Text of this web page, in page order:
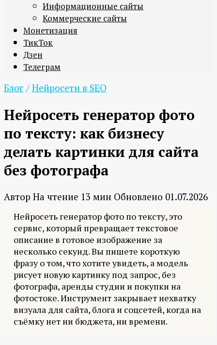
Информационные сайты
Коммерческие сайты
Монетизация
ТикТок
Дзен
Телеграм
Блог / Нейросети в SEO
Нейросеть генератор фото
по тексту: как бизнесу
делать картинки для сайта
без фотографа
Автор На чтение 13 мин Обновлено 01.07.2026
Нейросеть генератор фото по тексту, это
сервис, который превращает текстовое
описание в готовое изображение за
несколько секунд. Вы пишете короткую
фразу о том, что хотите увидеть, а модель
рисует новую картинку под запрос, без
фотографа, аренды студии и покупки на
фотостоке. Инструмент закрывает нехватку
визуала для сайта, блога и соцсетей, когда на
съёмку нет ни бюджета, ни времени.